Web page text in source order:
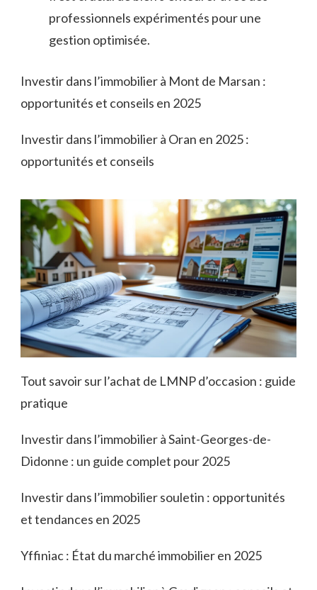
professionnels expérimentés pour une
gestion optimisée.
Investir dans l’immobilier à Mont de Marsan :
opportunités et conseils en 2025
Investir dans l’immobilier à Oran en 2025 :
opportunités et conseils
Tout savoir sur l’achat de LMNP d’occasion : guide
pratique
Investir dans l’immobilier à Saint-Georges-de-
Didonne : un guide complet pour 2025
Investir dans l’immobilier souletin : opportunités
et tendances en 2025
Yffiniac : État du marché immobilier en 2025